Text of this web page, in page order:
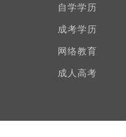
自学学历
成考学历
网络教育
成人高考